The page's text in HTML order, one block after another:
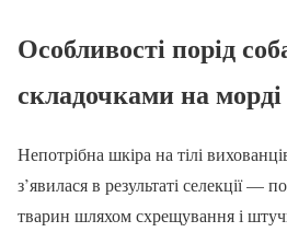
Особливості порід
складочками на морді
Непотрібна шкіра на тілі
з’явилася в результаті селекції —
тварин шляхом схрещування і